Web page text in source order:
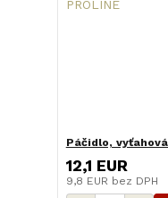
Páčidlo,
12,1 EUR
9,8 EUR bez DPH